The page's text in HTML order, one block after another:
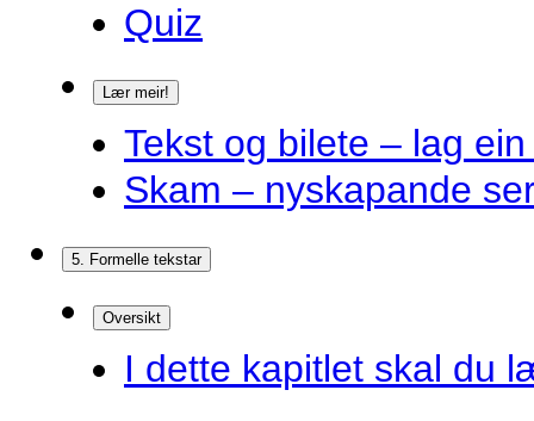
Quiz
Lær meir!
Tekst og bilete – lag
Skam – nyskapande
5. Formelle tekstar
Oversikt
I dette kapitlet skal du